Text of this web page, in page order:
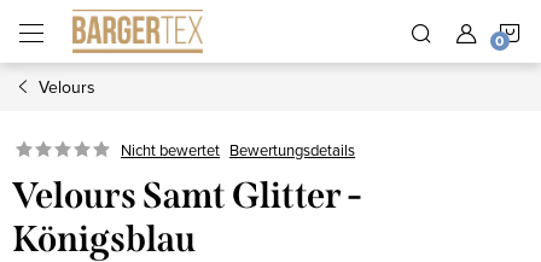
Inhalt
springen
Velours
Nicht bewertet Bewertungsdetails
Velours Samt Glitter -
Königsblau